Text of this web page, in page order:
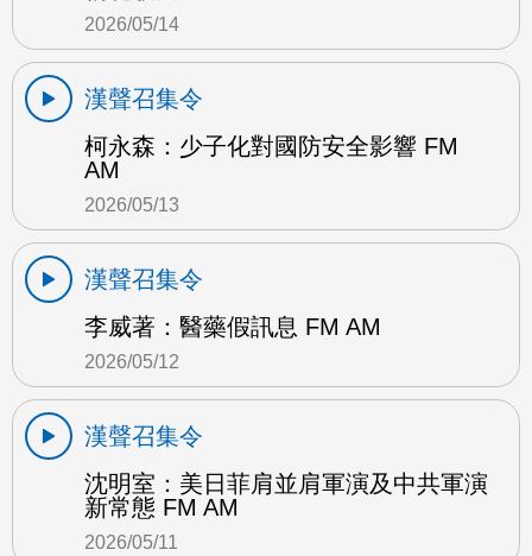
2026/05/14
漢聲召集令
柯永森：少子化對國防安全影響 FM
AM
2026/05/13
漢聲召集令
李威著：醫藥假訊息 FM AM
2026/05/12
漢聲召集令
沈明室：美日菲肩並肩軍演及中共軍演
新常態 FM AM
2026/05/11